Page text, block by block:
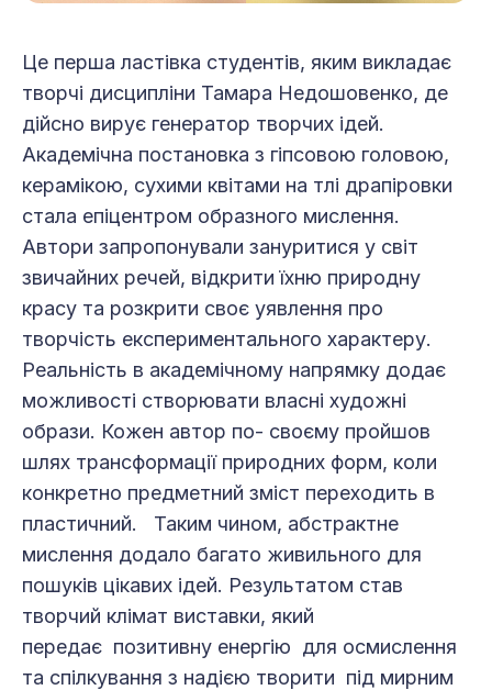
Це перша ластівка студентів, яким викладає
творчі дисципліни Тамара Недошовенко, де
дійсно вирує генератор творчих ідей.
Академічна постановка з гіпсовою головою,
керамікою, сухими квітами на тлі драпіровки
стала епіцентром образного мислення.
Автори запропонували зануритися у світ
звичайних речей, відкрити їхню природну
красу та розкрити своє уявлення про
творчість експериментального характеру.
Реальність в академічному напрямку додає
можливості створювати власні художні
образи. Кожен автор по- своєму пройшов
шлях трансформації природних форм, коли
конкретно предметний зміст переходить в
пластичний. Таким чином, абстрактне
мислення додало багато живильного для
пошуків цікавих ідей. Результатом став
творчий клімат виставки, який
передає позитивну енергію для осмислення
та спілкування з надією творити під мирним